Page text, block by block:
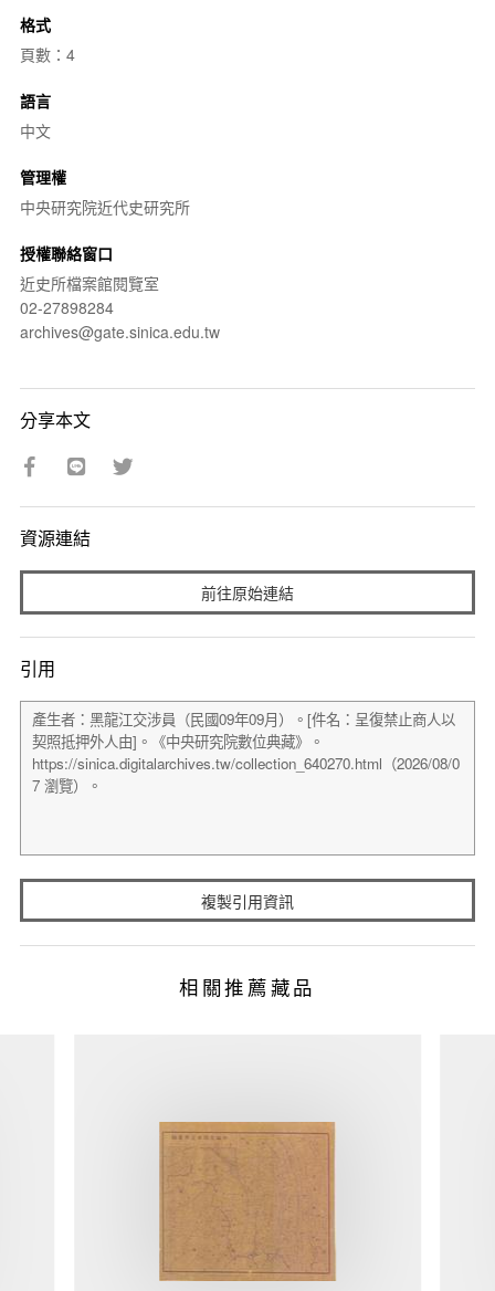
格式
頁數：4
語言
中文
管理權
中央研究院近代史研究所
授權聯絡窗口
近史所檔案館閱覽室
02-27898284
archives@gate.sinica.edu.tw
分享本文
資源連結
前往原始連結
引用
複製引用資訊
相關推薦藏品